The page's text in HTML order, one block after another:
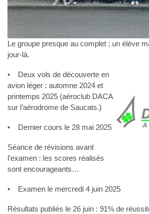
Le groupe presque au complet ; un élève
jour-là.
• Deux vols de découverte en
avion léger : automne 2024 et
printemps 2025 (aéroclub DACA
sur l’aérodrome de Saucats.)
• Dernier cours le 28 mai 2025
Séance de révisions avant
l’examen : les scores réalisés
sont encourageants…
• Examen le mercredi 4 juin 2025
Résultats publiés le 26 juin : 91% de